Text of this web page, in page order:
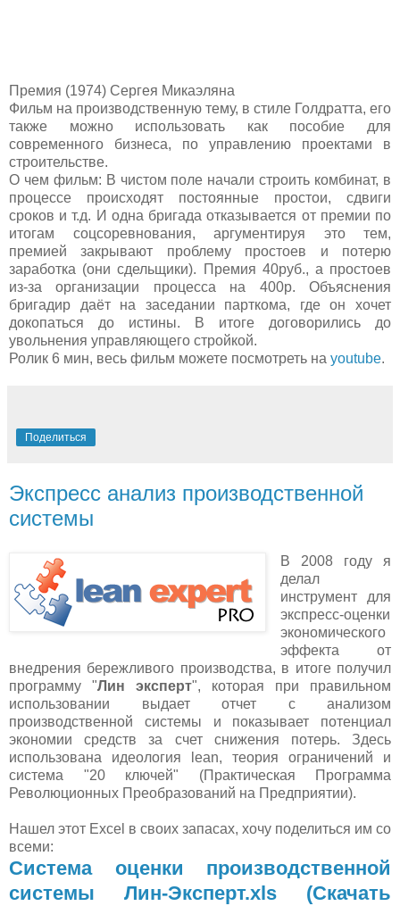
Премия (1974) Сергея Микаэляна
Фильм на производственную тему, в стиле Голдратта, его
также можно использовать как пособие для
современного бизнеса, по управлению проектами в
строительстве.
О чем фильм: В чистом поле начали строить комбинат, в
процессе происходят постоянные простои, сдвиги
сроков и т.д. И одна бригада отказывается от премии по
итогам соцсоревнования, аргументируя это тем,
премией закрывают проблему простоев и потерю
заработка (они сдельщики). Премия 40руб., а простоев
из-за организации процесса на 400р. Объяснения
бригадир даёт на заседании парткома, где он хочет
докопаться до истины. В итоге договорились до
увольнения управляющего стройкой.
Ролик 6 мин, весь фильм можете посмотреть на youtube.
Поделиться
Экспресс анализ производственной
системы
В 2008 году я
делал
инструмент для
экспресс-оценки
экономического
эффекта от
внедрения бережливого производства, в итоге получил
программу "Лин эксперт", которая при правильном
использовании выдает отчет с анализом
производственной системы и показывает потенциал
экономии средств за счет снижения потерь. Здесь
использована идеология lean, теория ограничений и
система "20 ключей" (Практическая Программа
Революционных Преобразований на Предприятии).
Нашел этот Excel в своих запасах, хочу поделиться им со
всеми:
Система оценки производственной
системы Лин-Эксперт.xls (Скачать